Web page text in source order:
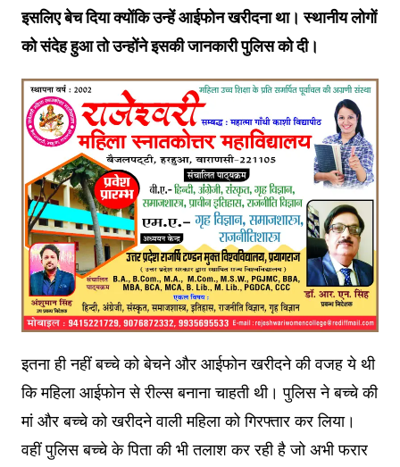
इसलिए बेच दिया क्योंकि उन्हें आईफोन खरीदना था। स्थानीय लोगों
को संदेह हुआ तो उन्होंने इसकी जानकारी पुलिस को दी।
इतना ही नहीं बच्चे को बेचने और आईफोन खरीदने की वजह ये थी
कि महिला आईफोन से रील्स बनाना चाहती थी। पुलिस ने बच्चे की
मां और बच्चे को खरीदने वाली महिला को गिरफ्तार कर लिया।
वहीं पुलिस बच्चे के पिता की भी तलाश कर रही है जो अभी फरार